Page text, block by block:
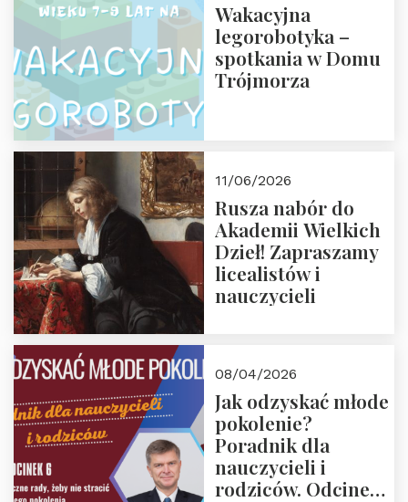
Wakacyjna
legorobotyka –
spotkania w Domu
Trójmorza
11/06/2026
Rusza nabór do
Akademii Wielkich
Dzieł! Zapraszamy
licealistów i
nauczycieli
08/04/2026
Jak odzyskać młode
pokolenie?
Poradnik dla
nauczycieli i
rodziców. Odcinek